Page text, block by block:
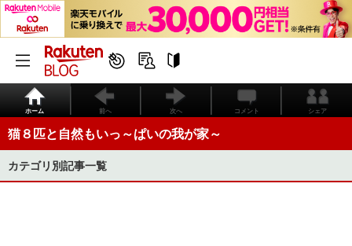
ホーム 前へ 次へ コメント シェア
猫８匹と自然もいっ～ぱいの我が家～
カテゴリ別記事一覧